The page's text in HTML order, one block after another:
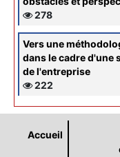
278
Vers une
dans le cadre
de l'entreprise
222
Accueil